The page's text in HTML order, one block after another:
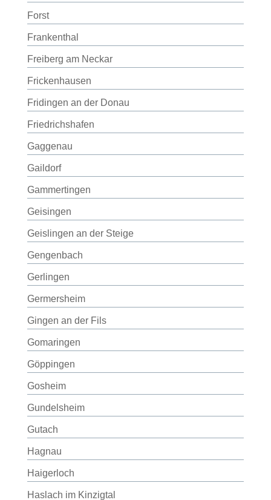
Forst
Frankenthal
Freiberg am Neckar
Frickenhausen
Fridingen an der Donau
Friedrichshafen
Gaggenau
Gaildorf
Gammertingen
Geisingen
Geislingen an der Steige
Gengenbach
Gerlingen
Germersheim
Gingen an der Fils
Gomaringen
Göppingen
Gosheim
Gundelsheim
Gutach
Hagnau
Haigerloch
Haslach im Kinzigtal